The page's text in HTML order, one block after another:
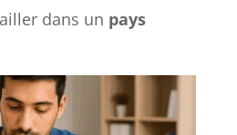
dans un pays